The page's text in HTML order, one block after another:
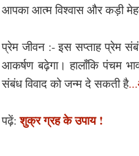
आपका आत्म विश्वास और कड़ी
प्रेम जीवन :- इस सप्ताह प्रेम
आकर्षण बढ़ेगा। हालाँकि पंचम
संबंध विवाद को जन्म दे सकती है...
पढ़ें:शुक्र ग्रह के उपाय !